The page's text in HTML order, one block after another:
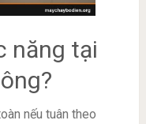
năng tại
nếu tuân theo